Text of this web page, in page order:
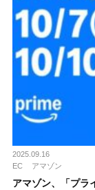
2025.09.16
EC
アマゾン
アマゾン、「プラ